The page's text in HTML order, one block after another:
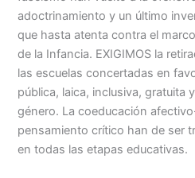
adoctrinamiento y un último
que hasta atenta contra el
de la Infancia. EXIGIMOS la
las escuelas concertadas en
pública, laica, inclusiva, gratuita
género. La coeducación
pensamiento crítico han de ser
en todas las etapas educativas.